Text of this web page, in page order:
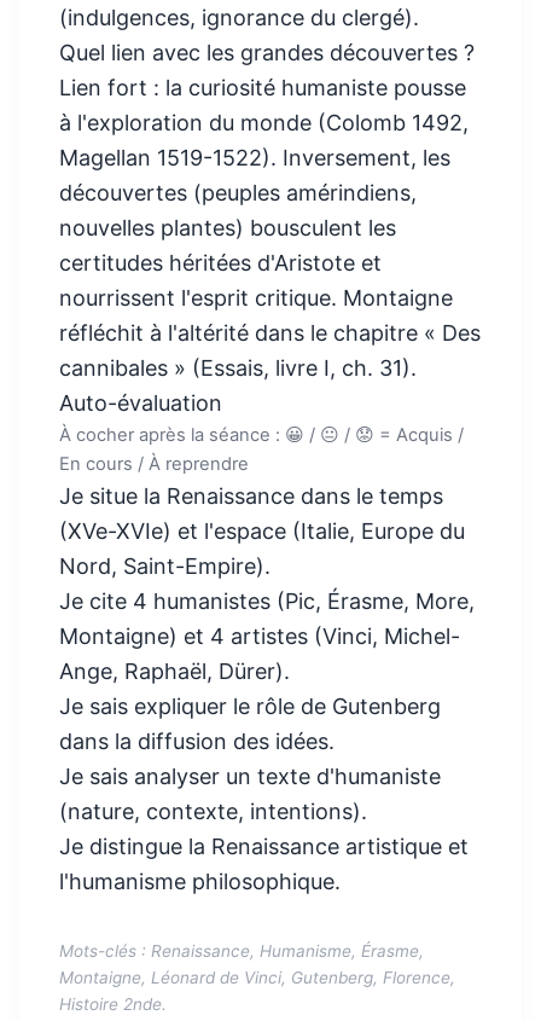
(indulgences, ignorance du clergé).
Quel lien avec les grandes découvertes ?
Lien fort : la curiosité humaniste pousse
à l'exploration du monde (Colomb 1492,
Magellan 1519-1522). Inversement, les
découvertes (peuples amérindiens,
nouvelles plantes) bousculent les
certitudes héritées d'Aristote et
nourrissent l'esprit critique. Montaigne
réfléchit à l'altérité dans le chapitre « Des
cannibales » (Essais, livre I, ch. 31).
Auto-évaluation
À cocher après la séance : 😀 / 😐 / 😟 = Acquis /
En cours / À reprendre
Je situe la Renaissance dans le temps
(XVe-XVIe) et l'espace (Italie, Europe du
Nord, Saint-Empire).
Je cite 4 humanistes (Pic, Érasme, More,
Montaigne) et 4 artistes (Vinci, Michel-
Ange, Raphaël, Dürer).
Je sais expliquer le rôle de Gutenberg
dans la diffusion des idées.
Je sais analyser un texte d'humaniste
(nature, contexte, intentions).
Je distingue la Renaissance artistique et
l'humanisme philosophique.
Mots-clés : Renaissance, Humanisme, Érasme,
Montaigne, Léonard de Vinci, Gutenberg, Florence,
Histoire 2nde.